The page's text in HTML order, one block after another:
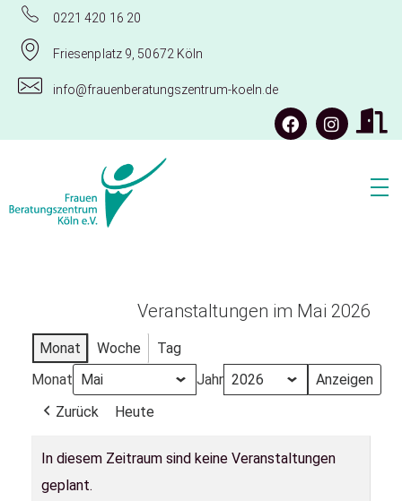
0221 420 16 20
Friesenplatz 9, 50672 Köln
info@frauenberatungszentrum-koeln.de
Veranstaltungen im Mai 2026
Monat Woche
Tag
Monat
Jahr
Zurück
Heute
In diesem Zeitraum sind keine Veranstaltungen
geplant.